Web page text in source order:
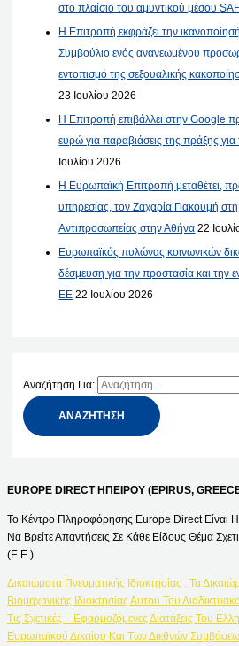
στο πλαίσιο του αμυντικού μέσου
Η Επιτροπή εκφράζει την
Συμβούλιο ενός ανανεωμένου
εντοπισμό της σεξουαλικής
23 Ιουλίου 2026
Η Επιτροπή επιβάλλει στην Google
ευρώ για παραβιάσεις της πράξης για
Ιουλίου 2026
Η Ευρωπαϊκή Επιτροπή μεταθέτει,
υπηρεσίας, τον Ζαχαρία Γιακουμή
Αντιπροσωπείας στην Αθήνα 22
Ευρωπαϊκός πυλώνας κοινωνικών
δέσμευση για την προστασία και την
ΕΕ 22 Ιουλίου 2026
Αναζήτηση Για:
EUROPE DIRECT ΗΠΕΙΡΟΥ (EPIRUS,
Το Κέντρο Πληροφόρησης Europe Direct Είναι
Να Βρείτε Απαντήσεις Σε Κάθε Είδους Θέμα
(Ε.Ε.).
Δικαιώματα Πνευματικής Ιδιοκτησίας : Τα
Βιομηχανικής Ιδιοκτησίας Αυτού Του
Τις Σχετικές – Εφαρμοζόμενες Διατάξεις Του
Ευρωπαϊκού Δικαίου Και Των Διεθνών